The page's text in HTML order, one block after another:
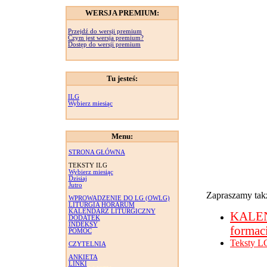
WERSJA PREMIUM:
Przejdź do wersji premium
Czym jest wersja premium?
Dostęp do wersji premium
Tu jesteś:
ILG
Wybierz miesiąc
Menu:
STRONA GŁÓWNA
TEKSTY ILG
Wybierz miesiąc
Dzisiaj
Jutro
WPROWADZENIE DO LG (OWLG)
LITURGIA HORARUM
KALENDARZ LITURGICZNY
DODATEK
INDEKSY
POMOC
CZYTELNIA
ANKIETA
LINKI
Zapraszamy
Teksty